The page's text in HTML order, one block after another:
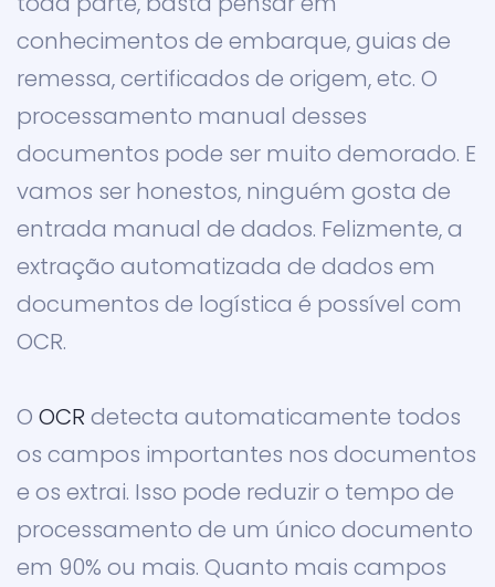
conhecimentos de embarque, guias de
remessa, certificados de origem, etc. O
processamento manual desses
documentos pode ser muito demorado. E
vamos ser honestos, ninguém gosta de
entrada manual de dados. Felizmente, a
extração automatizada de dados em
documentos de logística é possível com
OCR.
O OCR detecta automaticamente todos
os campos importantes nos documentos
e os extrai. Isso pode reduzir o tempo de
processamento de um único documento
em 90% ou mais. Quanto mais campos